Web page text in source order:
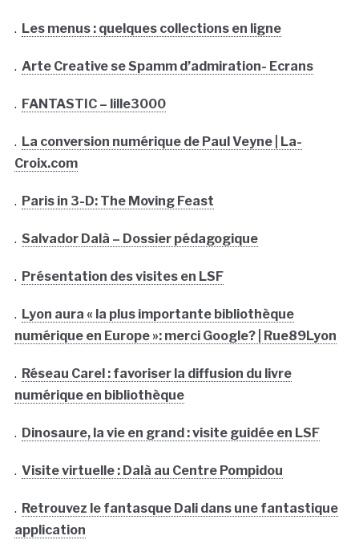
. Les menus : quelques collections en ligne
. Arte Creative se Spamm d’admiration- Ecrans
. FANTASTIC – lille3000
. La conversion numérique de Paul Veyne | La-
Croix.com
. Paris in 3-D: The Moving Feast
. Salvador Dalà­ – Dossier pédagogique
. Présentation des visites en LSF
. Lyon aura « la plus importante bibliothèque
numérique en Europe »: merci Google? | Rue89Lyon
. Réseau Carel : favoriser la diffusion du livre
numérique en bibliothèque
. Dinosaure, la vie en grand : visite guidée en LSF
. Visite virtuelle : Dalà­ au Centre Pompidou
. Retrouvez le fantasque Dali dans une fantastique
application